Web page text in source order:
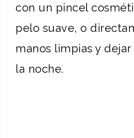
con un pincel
pelo suave, o
manos limpias y
la noche.